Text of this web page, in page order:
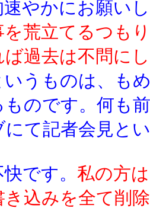
速やかにお願い
を荒立てるつも
ば過去は不問に
いうものは、も
ものです。何も
にて記者会見と
です。 私の方
き込みを全て削